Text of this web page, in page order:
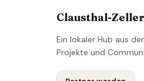
Clausthal-
Ein lokaler Hub aus
Projekte und